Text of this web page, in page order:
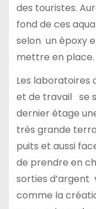
des touristes.
fond de ces
selon un époxy
mettre en place.
Les laboratoires
et de travail se
dernier étage
très grande
puits et aussi
de prendre en
sorties d’argent
comme la